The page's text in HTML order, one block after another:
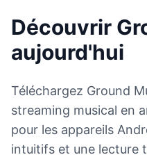
Découvrir
aujourd'hui
Téléchargez Ground
streaming musical en
pour les appareils
intuitifs et une lecture